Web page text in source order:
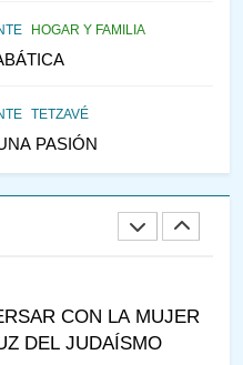
HOGAR Y FAMILIA
TETZAVÉ
PASIÓN
¿POR QUÉ
Y LA QUEJA DE
ES SABIO?
CON LA MUJER
DEL JUDAÍSMO